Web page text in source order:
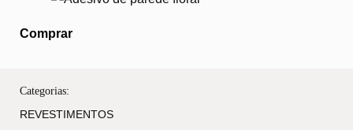
Comprar
Categorias:
REVESTIMENTOS